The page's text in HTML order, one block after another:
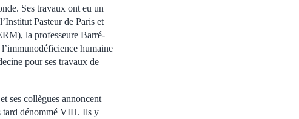
Ses travaux ont eu un
Pasteur de Paris et
la professeure Barré-
humaine
pour ses travaux de
ses collègues annoncent
tard dénommé VIH. Ils y